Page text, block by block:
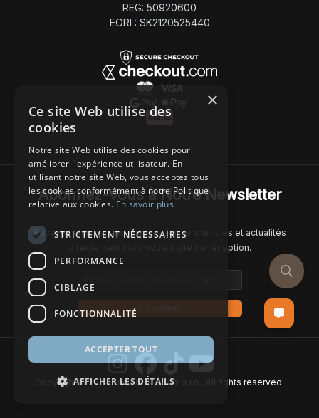
REG: 50920600
EORI : SK2120525440
Abonnez-Vous à Notre Newsletter
Recevez chaque semaine nos derniers articles et actualités
directement dans votre boîte de réception.
Copyright © 2024 Ancient Wisdom s.r.o., All rights reserved.
×
Ce site Web utilise des
cookies
Notre site Web utilise des cookies pour
améliorer l'expérience utilisateur. En
utilisant notre site Web, vous acceptez tous
les cookies conformément à notre Politique
relative aux cookies.En savoir plus
STRICTEMENT NÉCESSAIRES
PERFORMANCE
CIBLAGE
FONCTIONNALITÉ
ACCEPTER TOUT
AFFICHER LES DÉTAILS